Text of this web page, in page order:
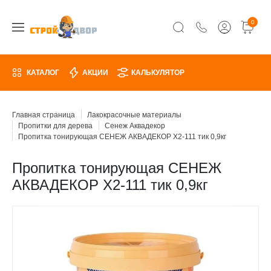
0
КАТАЛОГ АКЦИИ КАЛЬКУЛЯТОР
Главная страница
Лакокрасочные материалы
Пропитки для дерева
Сенеж Аквадекор
Пропитка тонирующая СЕНЕЖ АКВАДЕКОР Х2-111 тик 0,9кг
Пропитка тонирующая СЕНЕЖ
АКВАДЕКОР Х2-111 тик 0,9кг